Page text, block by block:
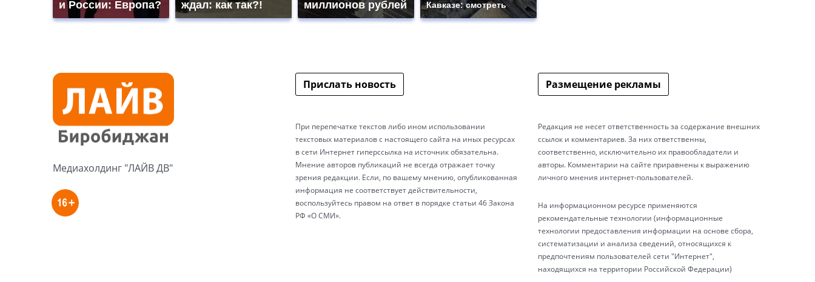
и России: Европа?
ждал: как так?!
миллионов рублей
Кавказе: смотреть
Медиахолдинг "ЛАЙВ ДВ"
Прислать новость
При перепечатке текстов либо ином использовании
текстовых материалов с настоящего сайта на иных ресурсах
в сети Интернет гиперссылка на источник обязательна.
Мнение авторов публикаций не всегда отражает точку
зрения редакции. Если, по вашему мнению, опубликованная
информация не соответствует действительности,
воспользуйтесь правом на ответ в порядке статьи 46 Закона
РФ «О СМИ».
Размещение рекламы
Редакция не несет ответственность за содержание внешних
ссылок и комментариев. За них ответственны,
соответственно, исключительно их правообладатели и
авторы. Комментарии на сайте приравнены к выражению
личного мнения интернет-пользователей.
На информационном ресурсе применяются
рекомендательные технологии (информационные
технологии предоставления информации на основе сбора,
систематизации и анализа сведений, относящихся к
предпочтениям пользователей сети "Интернет",
находящихся на территории Российской Федерации)